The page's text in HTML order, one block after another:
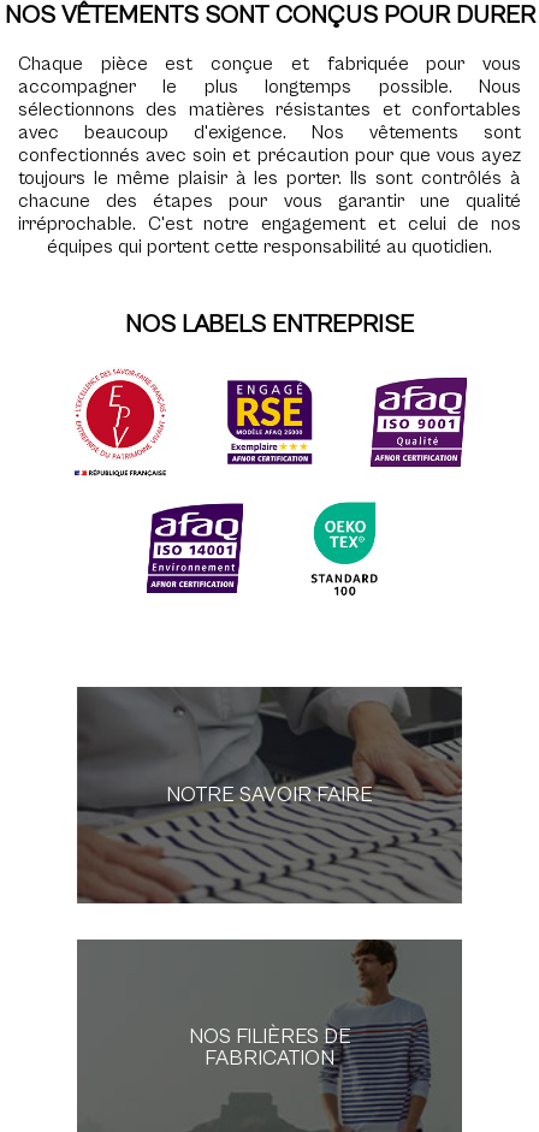
NOS VÊTEMENTS SONT CONÇUS POUR DURER
Chaque pièce est conçue et fabriquée pour vous
accompagner le plus longtemps possible. Nous
sélectionnons des matières résistantes et confortables
avec beaucoup d'exigence. Nos vêtements sont
confectionnés avec soin et précaution pour que vous ayez
toujours le même plaisir à les porter. Ils sont contrôlés à
chacune des étapes pour vous garantir une qualité
irréprochable. C'est notre engagement et celui de nos
équipes qui portent cette responsabilité au quotidien.
NOS LABELS ENTREPRISE
NOTRE SAVOIR FAIRE
NOS FILIÈRES DE
FABRICATION